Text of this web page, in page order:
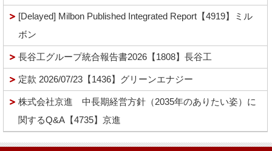
[Delayed] Milbon Published Integrated Report【4919】ミル
ボン
長谷工グループ統合報告書2026【1808】長谷工
定款 2026/07/23【1436】グリーンエナジー
株式会社京進 中長期経営方針（2035年のありたい姿）に
関するQ&A【4735】京進